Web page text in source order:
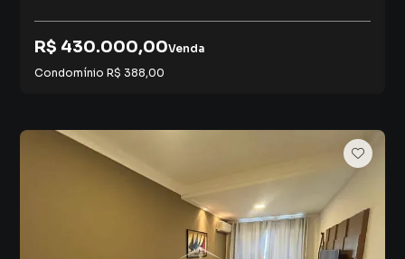
R$ 430.000,00Venda
Condomínio R$ 388,00